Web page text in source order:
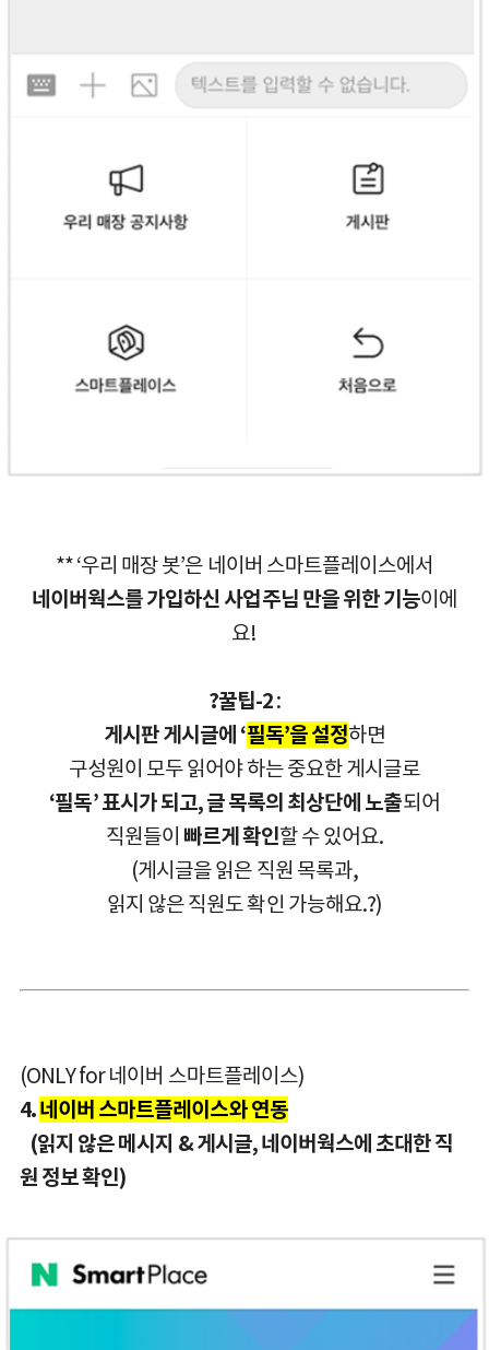
** ‘우리 매장 봇’은 네이버 스마트플레이스에서
네이버웍스를 가입하신 사업주님 만을 위한 기능이에
요!
?꿀팁-2:
게시판 게시글에 ‘필독’을 설정하면
구성원이 모두 읽어야 하는 중요한 게시글로
‘필독’ 표시가 되고, 글 목록의 최상단에 노출되어
직원들이 빠르게 확인할 수 있어요.
(게시글을 읽은 직원 목록과,
읽지 않은 직원도 확인 가능해요.?)
(ONLY for 네이버 스마트플레이스)
4.네이버 스마트플레이스와 연동
(읽지 않은 메시지 & 게시글, 네이버웍스에 초대한 직
원 정보 확인)